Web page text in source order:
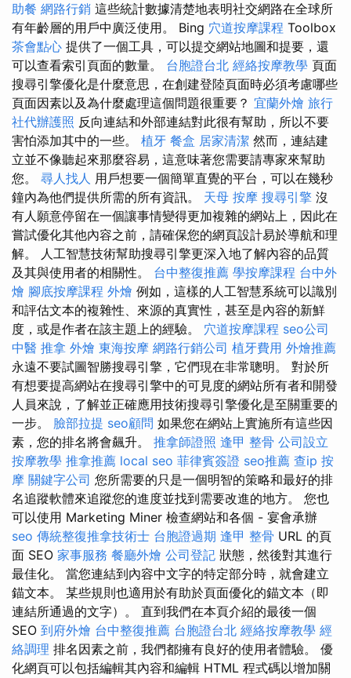
助餐 網路行銷 這些統計數據清楚地表明社交網路在全球所
有年齡層的用戶中廣泛使用。 Bing 穴道按摩課程 Toolbox
茶會點心 提供了一個工具，可以提交網站地圖和提要，還
可以查看索引頁面的數量。 台胞證台北 經絡按摩教學 頁面
搜尋引擎優化是什麼意思，在創建登陸頁面時必須考慮哪些
頁面因素以及為什麼處理這個問題很重要？ 宜蘭外燴 旅行
社代辦護照 反向連結和外部連結對此很有幫助，所以不要
害怕添加其中的一些。 植牙 餐盒 居家清潔 然而，連結建
立並不像聽起來那麼容易，這意味著您需要請專家來幫助
您。 尋人找人 用戶想要一個簡單直覺的平台，可以在幾秒
鐘內為他們提供所需的所有資訊。 天母 按摩 搜尋引擎 沒
有人願意停留在一個讓事情變得更加複雜的網站上，因此在
嘗試優化其他內容之前，請確保您的網頁設計易於導航和理
解。 人工智慧技術幫助搜尋引擎更深入地了解內容的品質
及其與使用者的相關性。 台中整復推薦 學按摩課程 台中外
燴 腳底按摩課程 外燴 例如，這樣的人工智慧系統可以識別
和評估文本的複雜性、來源的真實性，甚至是內容的新鮮
度，或是作者在該主題上的經驗。 穴道按摩課程 seo公司
中醫 推拿 外燴 東海按摩 網路行銷公司 植牙費用 外燴推薦
永遠不要試圖智勝搜尋引擎，它們現在非常聰明。 對於所
有想要提高網站在搜尋引擎中的可見度的網站所有者和開發
人員來說，了解並正確應用技術搜尋引擎優化是至​​關重要的
一步。 臉部拉提 seo顧問 如果您在網站上實施所有這些因
素，您的排名將會飆升。 推拿師證照 逢甲 整骨 公司設立
按摩教學 推拿推薦 local seo 菲律賓簽證 seo推薦 查ip 按
摩 關鍵字公司 您所需要的只是一個明智的策略和最好的排
名追蹤軟體來追蹤您的進度並找到需要改進的地方。 您也
可以使用 Marketing Miner 檢查網站和各個 - 宴會承辦
seo 傳統整復推拿技術士 台胞證過期 逢甲 整骨 URL 的頁
面 SEO 家事服務 餐廳外燴 公司登記 狀態，然後對其進行
最佳化。 當您連結到內容中文字的特定部分時，就會建立
錨文本。 某些規則也適用於有助於頁面優化的錨文本（即
連結所通過的文字）。 直到我們在本頁介紹的最後一個
SEO 到府外燴 台中整復推薦 台胞證台北 經絡按摩教學 經
絡調理 排名因素之前，我們都擁有良好的使用者體驗。 優
化網頁可以包括編輯其內容和編輯 HTML 程式碼以增加關